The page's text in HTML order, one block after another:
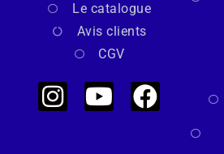
Le catalogue
Avis clients
CGV